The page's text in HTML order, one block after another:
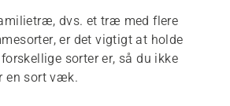
dvs. et træ med flere
er det vigtigt at holde
sorter er, så du ikke
en sort væk.